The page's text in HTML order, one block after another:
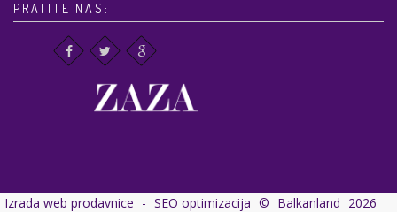
PRATITE NAS:
Izrada web prodavnice - SEO optimizacija © Balkanland 2026